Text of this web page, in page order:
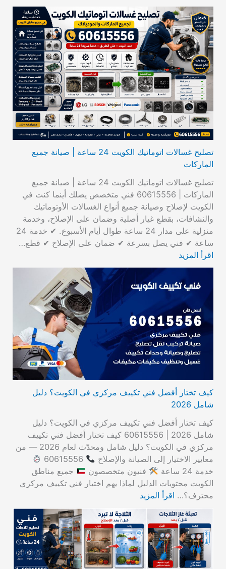
تصليح غسالات اتوماتيك الكويت 24 ساعة | صيانة جميع
الماركات
تصليح غسالات اتوماتيك الكويت 24 ساعة | صيانة جميع
الماركات | 60615556 فني متخصص يصلك أينما كنت في
الكويت لإصلاح وصيانة جميع أنواع الغسالات الأوتوماتيك
والنشافات، بقطع غيار أصلية وضمان على الإصلاح، وخدمة
منزلية على مدار 24 ساعة طوال أيام الأسبوع. ✔ خدمة 24
ساعة ✔ فني يصل بسرعة ✔ ضمان على الإصلاح ✔ قطع…
اقرأ المزيد
كيف تختار أفضل فني تكييف مركزي في الكويت؟ دليل
شامل 2026
كيف تختار أفضل فني تكييف مركزي في الكويت؟ دليل
شامل 2026 | 60615556 كيف تختار أفضل فني تكييف
مركزي في الكويت؟ دليل شامل ومحدّث لعام 2026 — من
معايير الاختيار إلى الصيانة والإصلاح
خدمة 24 ساعة
فنيون متخصصون
جميع مناطق
الكويت محتويات الدليل لماذا يهم اختيار فني تكييف مركزي
محترف؟… اقرأ المزيد